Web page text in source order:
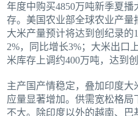
年度中购买4850万吨新季夏
存。美国农业部全球农业产量
大米产量预计将达到创纪录的
2%，同比增长3%；大米出口
米库存上调约400万吨，达到
主产国产情稳定，叠加印度
应量显著增加。供需宽松格
不大。除印度以外的越南、